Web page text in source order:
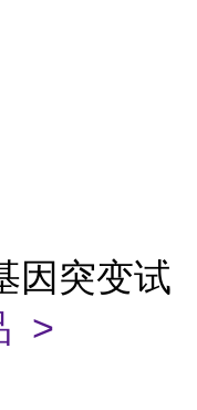
因突变试
>